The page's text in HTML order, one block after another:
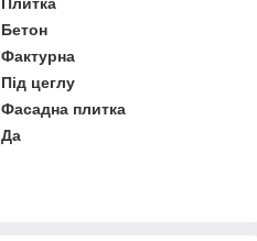
Бетон
Фактурна
Під цеглу
Фасадна плитка
Да